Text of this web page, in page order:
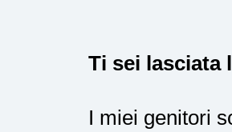
Ti sei lasciata
I miei genitori